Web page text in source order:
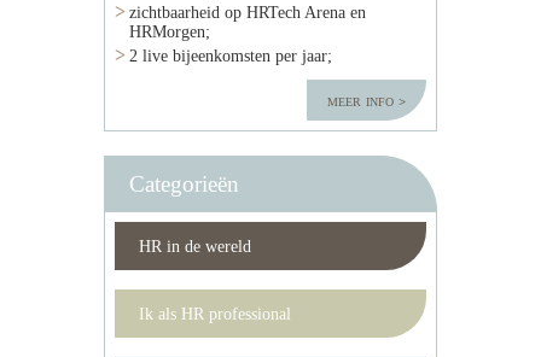
zichtbaarheid op HRTech Arena en
HRMorgen;
2 live bijeenkomsten per jaar;
meer info
Categorieën
HR in de wereld
Ik als HR professional